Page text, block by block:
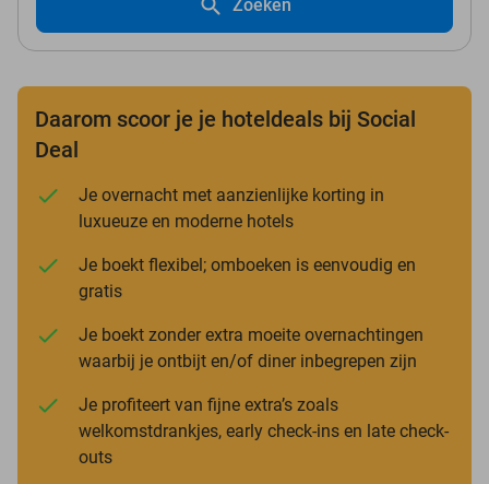
Zoeken
Daarom scoor je je hoteldeals bij Social
Deal
Je overnacht met aanzienlijke korting in
luxueuze en moderne hotels
Je boekt flexibel; omboeken is eenvoudig en
gratis
Je boekt zonder extra moeite overnachtingen
waarbij je ontbijt en/of diner inbegrepen zijn
Je profiteert van fijne extra’s zoals
welkomstdrankjes, early check-ins en late check-
outs